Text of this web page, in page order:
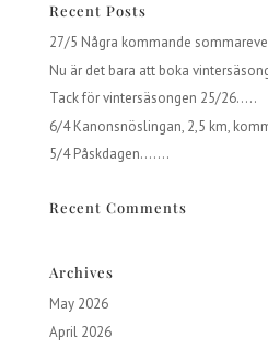
Recent Posts
27/5 Några kommande
Nu är det bara att boka
Tack för vintersäsongen 25/26…..
6/4 Kanonsnöslingan, 2,5 km,
5/4 Påskdagen…….
Recent Comments
Archives
May 2026
April 2026